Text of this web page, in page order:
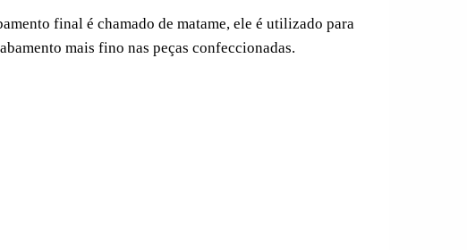
final é chamado de matame, ele é utilizado para
mais fino nas peças confeccionadas.